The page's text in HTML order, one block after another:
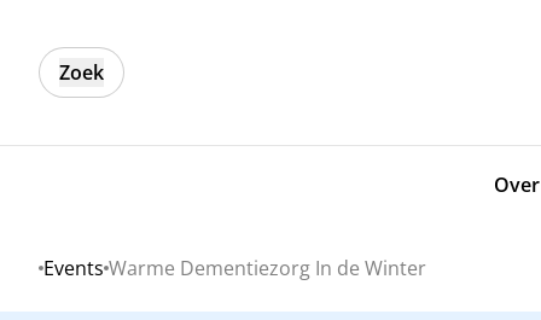
Zoek
Home
Events Warme Dementiezorg In de Winter